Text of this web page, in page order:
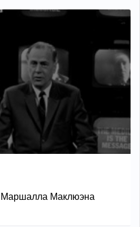
Маршалла Маклюэна